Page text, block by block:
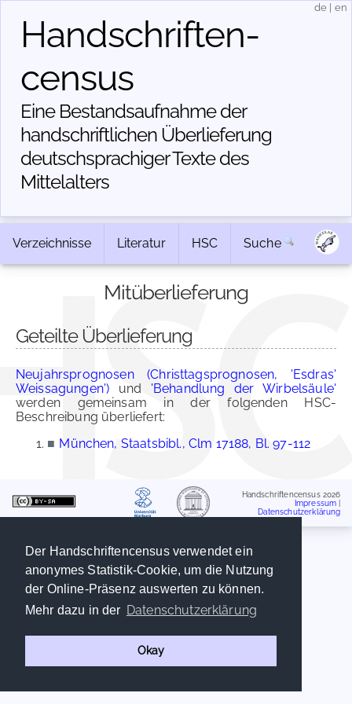
Der Handschriftencensus verwendet ein
anonymes Statistik-Cookie, um die Nutzung
der Online-Präsenz auswerten zu können.
Mehr dazu in der Datenschutzerklärung
Okay
Handschriften­
census
Eine Bestandsaufnahme der
handschriftlichen Über­lieferung
deutschsprachiger Texte des
Mittelalters
de en
Verzeichnisse Literatur HSC Suche
Mitüberlieferung
Geteilte Überlieferung
Neujahrsprognosen (Christtagsprognosen, 'Esdras'
Weissagungen') und 'Behandlung der Wirbelsäule'
werden gemeinsam in der folgenden HSC-
Beschreibung überliefert:
■ München, Staatsbibl., Clm 17188, Bl. 97-112
Handschriftencensus 2026
Impressum
Datenschutzerklärung